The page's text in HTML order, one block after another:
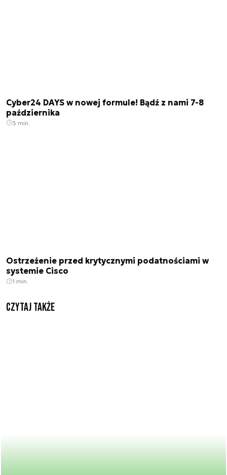
Cyber24 DAYS w nowej formule! Bądź z nami 7-8
października
3 min.
Ostrzeżenie przed krytycznymi podatnościami w
systemie Cisco
1 min.
Czytaj także